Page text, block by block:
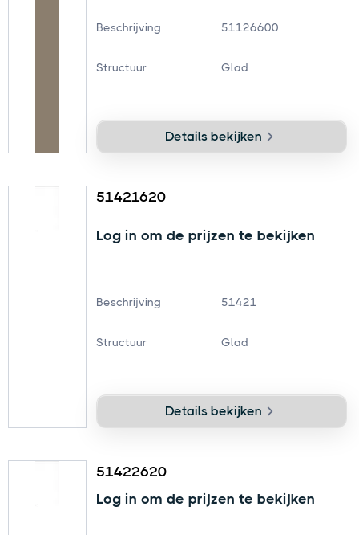
Beschrijving 51126600
Structuur Glad
Details bekijken
51421620
Log in om de prijzen te bekijken
Beschrijving 51421
Structuur Glad
Details bekijken
51422620
Log in om de prijzen te bekijken